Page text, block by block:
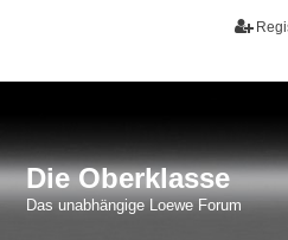
Die Oberklasse
Das unabhängige Loewe Forum